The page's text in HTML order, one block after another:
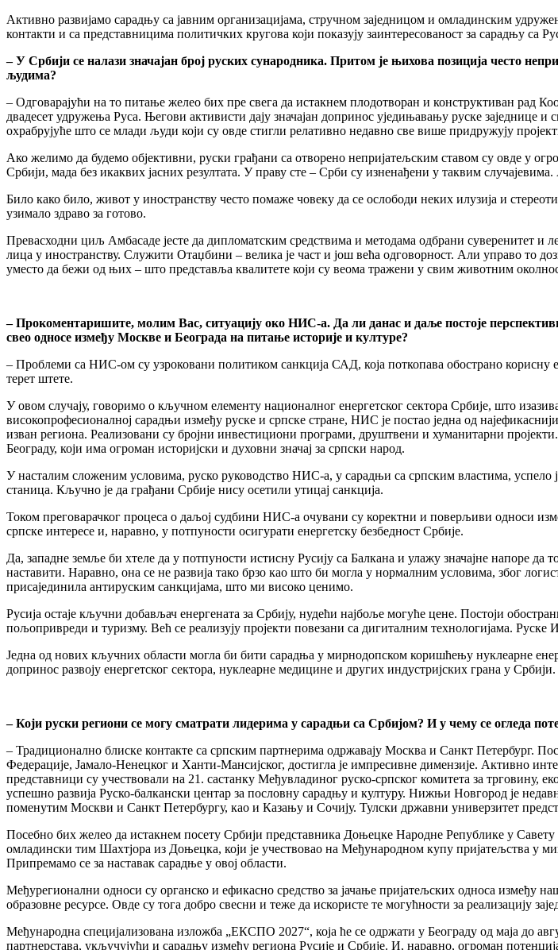
Активно развијамо сарадњу са јавним организацијама, стручном заједницом и омладинским
контакти и са представницима политичких кругова који показују заинтересованост за сарадњу са
– У Србији се налази значајан број руских сународника. Притом је њихова позиција често
људима?
– Одговарајући на то питање желео бих пре свега да истакнем плодотворан и конструктиван рад
двадесет удружења Руса. Његови активисти дају значајан допринос уједињавању руске
охрабрујуће што се млади људи који су овде стигли релативно недавно све више придружују
Ако желимо да будемо објективни, руски грађани са отворено непријатељским ставом су овде у
Србији, мада без икаквих јасних резултата. У праву сте – Срби су изненађени у таквим
Било како било, живот у иностранству често помаже човеку да се ослободи неких илузија и
узимало здраво за готово.
Превасходни циљ Амбасаде јесте да дипломатским средствима и методама одбрани суверенитет и
лица у иностранству. Служити Отаџбини – велика је част и још већа одговорност. Али управо то
уместо да бежи од њих – што представља квалитете који су веома тражени у свим животним
– Прокоментаришите, молим Вас, ситуацију око НИС-а. Да ли данас и даље постоје
свео односе између Москве и Београда на питање историје и културе?
– Проблеми са НИС-ом су узроковани политиком санкција САД, која поткопава обострано корисну
терет штете.
У овом случају, говоримо о кључном елементу националног енергетског сектора Србије, што
високопрофесионалној сарадњи између руске и српске стране, НИС је постао једна од
изван региона. Реализовани су бројни инвестициони програми, друштвени и хуманитарни
Београду, који има огроман историјски и духовни значај за српски народ.
У насталим сложеним условима, руско руководство НИС-а, у сарадњи са српским властима,
станица. Кључно је да грађани Србије нису осетили утицај санкција.
Током преговарачког процеса о даљој судбини НИС-а очувани су коректни и поверљиви односи
српске интересе и, наравно, у потпуности осигурати енергетску безбедност Србије.
Да, западне земље би хтеле да у потпуности истисну Русију са Балкана и улажу значајне напоре
наставити. Наравно, она се не развија тако брзо као што би могла у нормалним условима, због
присајединила антируским санкцијама, што ми високо ценимо.
Русија остаје кључни добављач енергената за Србију, нудећи најбоље могуће цене. Постоји
пољопривреди и туризму. Већ се реализују пројекти повезани са дигиталним технологијама.
Једна од нових кључних области могла би бити сарадња у мирнодопском коришћењу нуклеарне
допринос развоју енергетског сектора, нуклеарне медицине и других индустријских грана у Србији.
– Који руски региони се могу сматрати лидерима у сарадњи са Србијом? И у чему се огледа
– Традиционално блиске контакте са српским партнерима одржавају Москва и Санкт Петербург.
Федерације, Јамало-Ненецког и Ханти-Мансијског, достигла је импресивне димензије. Активно
представници су учествовали на 21. састанку Међувладиног руско-српског комитета за
успешно развија Руско-балкански центар за пословну сарадњу и културу. Нижњи Новгород је
поменутим Москви и Санкт Петербургу, као и Казању и Сочију. Тулски државни универзитет
Посебно бих желео да истакнем посету Србији представника Доњецке Народне Републике у
омладински тим Шахтјора из Доњецка, који је учествовао на Међународном купу пријатељства у
Припремамо се за наставак сарадње у овој области.
Међурегионални односи су органско и ефикасно средство за јачање пријатељских односа између
образовне ресурсе. Овде су тога добро свесни и теже да искористе те могућности за реализацију
Међународна специјализована изложба „ЕКСПО 2027“, која ће се одржати у Београду од маја до
партнерстава, укључујући и сарадњу између региона Русије и Србије. И, наравно, огроман